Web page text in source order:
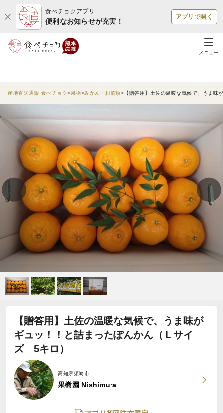
食べチョクアプリ
便利なお知らせが充実！
アプリで開く
メニュー
産地直送通販 食べチョク 果物 みかん・柑橘類 【贈答用】土佐の温暖な気候で、うま
【贈答用】土佐の温暖な気候で、うま味が
ギュッ！！と詰まったぽんかん（Ｌサイ
ズ 5キロ）
高知県須崎市
果樹園 Nishimura